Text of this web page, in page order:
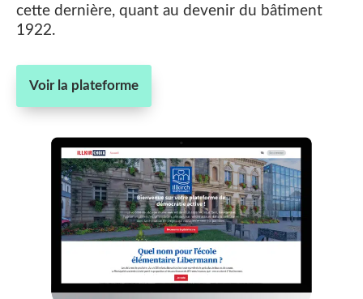
cette dernière, quant au devenir du bâtiment
1922.
Voir la plateforme